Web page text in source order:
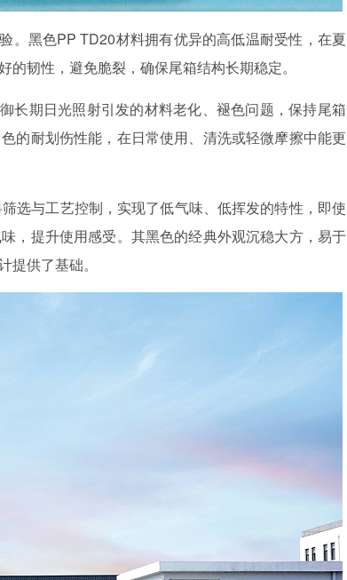
。黑色PP TD20材料拥有优异的高低温耐受性，在夏
韧性，避免脆裂，确保尾箱结构长期稳定。
长期日光照射引发的材料老化、褪色问题，保持尾箱
的耐划伤性能，在日常使用、清洗或轻微摩擦中能更
选与工艺控制，实现了低气味、低挥发的特性，即使
，提升使用感受。其黑色的经典外观沉稳大方，易于
供了基础。